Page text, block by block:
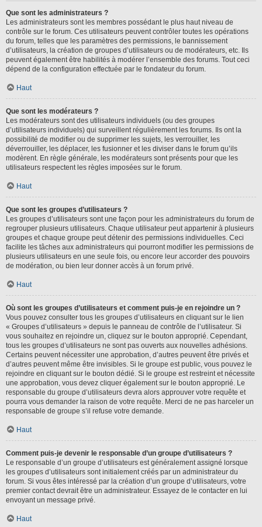
Que sont les administrateurs ?
Les administrateurs sont les membres possédant le plus haut niveau de
contrôle sur le forum. Ces utilisateurs peuvent contrôler toutes les opérations
du forum, telles que les paramètres des permissions, le bannissement
d’utilisateurs, la création de groupes d’utilisateurs ou de modérateurs, etc. Ils
peuvent également être habilités à modérer l’ensemble des forums. Tout ceci
dépend de la configuration effectuée par le fondateur du forum.
Haut
Que sont les modérateurs ?
Les modérateurs sont des utilisateurs individuels (ou des groupes
d’utilisateurs individuels) qui surveillent régulièrement les forums. Ils ont la
possibilité de modifier ou de supprimer les sujets, les verrouiller, les
déverrouiller, les déplacer, les fusionner et les diviser dans le forum qu’ils
modèrent. En règle générale, les modérateurs sont présents pour que les
utilisateurs respectent les règles imposées sur le forum.
Haut
Que sont les groupes d’utilisateurs ?
Les groupes d’utilisateurs sont une façon pour les administrateurs du forum de
regrouper plusieurs utilisateurs. Chaque utilisateur peut appartenir à plusieurs
groupes et chaque groupe peut détenir des permissions individuelles. Ceci
facilite les tâches aux administrateurs qui pourront modifier les permissions de
plusieurs utilisateurs en une seule fois, ou encore leur accorder des pouvoirs
de modération, ou bien leur donner accès à un forum privé.
Haut
Où sont les groupes d’utilisateurs et comment puis-je en rejoindre un ?
Vous pouvez consulter tous les groupes d’utilisateurs en cliquant sur le lien
« Groupes d’utilisateurs » depuis le panneau de contrôle de l’utilisateur. Si
vous souhaitez en rejoindre un, cliquez sur le bouton approprié. Cependant,
tous les groupes d’utilisateurs ne sont pas ouverts aux nouvelles adhésions.
Certains peuvent nécessiter une approbation, d’autres peuvent être privés et
d’autres peuvent même être invisibles. Si le groupe est public, vous pouvez le
rejoindre en cliquant sur le bouton dédié. Si le groupe est restreint et nécessite
une approbation, vous devez cliquer également sur le bouton approprié. Le
responsable du groupe d’utilisateurs devra alors approuver votre requête et
pourra vous demander la raison de votre requête. Merci de ne pas harceler un
responsable de groupe s’il refuse votre demande.
Haut
Comment puis-je devenir le responsable d’un groupe d’utilisateurs ?
Le responsable d’un groupe d’utilisateurs est généralement assigné lorsque
les groupes d’utilisateurs sont initialement créés par un administrateur du
forum. Si vous êtes intéressé par la création d’un groupe d’utilisateurs, votre
premier contact devrait être un administrateur. Essayez de le contacter en lui
envoyant un message privé.
Haut